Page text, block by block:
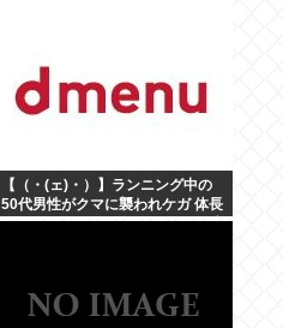
【（・(ェ)・）】ランニング中の
50代男性がクマに襲われケガ 体長
約1.3メートルのツキノワグマに腕